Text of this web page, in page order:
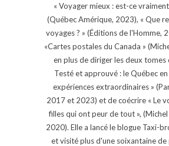
« Voyager mieux : est-ce
(Québec Amérique, 2023), « Que
voyages ? » (Éditions de l'Homme,
«Cartes postales du Canada »
en plus de diriger les deux tomes
Testé et approuvé : le Québec
expériences extraordinaires »
2017 et 2023) et de coécrire « Le
filles qui ont peur de tout »,
2020). Elle a lancé le blogue Taxi-
et visité plus d'une soixantaine